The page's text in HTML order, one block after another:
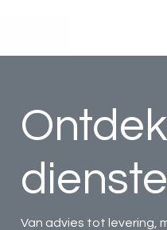
Van advies tot levering,